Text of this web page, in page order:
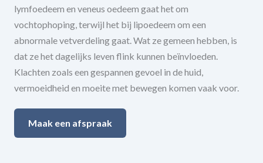
lymfoedeem en veneus oedeem gaat het om
vochtophoping, terwijl het bij lipoedeem om een
abnormale vetverdeling gaat. Wat ze gemeen hebben, is
dat ze het dagelijks leven flink kunnen beïnvloeden.
Klachten zoals een gespannen gevoel in de huid,
vermoeidheid en moeite met bewegen komen vaak voor.
Maak een afspraak